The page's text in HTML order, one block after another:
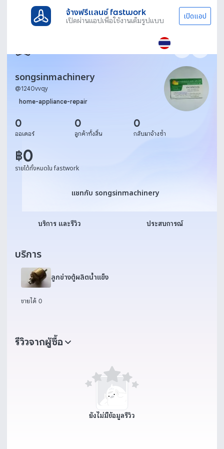
จ้างฟรีแลนซ์ fastwork
เปิดผ่านแอปเพื่อใช้งานเต็มรูปแบบ เปิดแอป
songsinmachinery
@1240vvqy
home-appliance-repair
0
ออเดอร์
0
ลูกค้าทั้งสิ้น
0
กลับมาจ้างซ้ำ
฿0
รายได้ทั้งหมดใน fastwork
แชทกับ songsinmachinery
แชทกับ songsinmachinery
บริการ และรีวิว ประสบการณ์
บริการ
ลูกข่างตู้ผลิตน้ำแข็ง
ขายได้ 0
รีวิวจากผู้ซื้อ
ยังไม่มีข้อมูลรีวิว